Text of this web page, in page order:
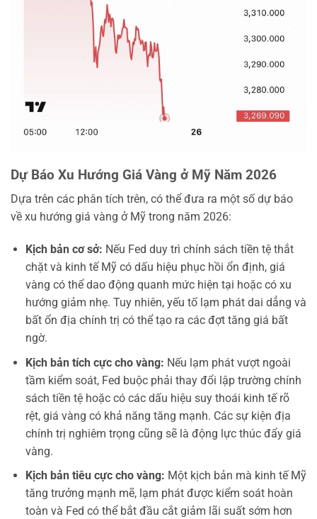
Dự Báo Xu Hướng Giá Vàng ở Mỹ Năm 2026
Dựa trên các phân tích trên, có thể đưa ra một số dự báo
về xu hướng giá vàng ở Mỹ trong năm 2026:
Kịch bản cơ sở: Nếu Fed duy trì chính sách tiền tệ thắt
chặt và kinh tế Mỹ có dấu hiệu phục hồi ổn định, giá
vàng có thể dao động quanh mức hiện tại hoặc có xu
hướng giảm nhẹ. Tuy nhiên, yếu tố lạm phát dai dẳng và
bất ổn địa chính trị có thể tạo ra các đợt tăng giá bất
ngờ.
Kịch bản tích cực cho vàng: Nếu lạm phát vượt ngoài
tầm kiểm soát, Fed buộc phải thay đổi lập trường chính
sách tiền tệ hoặc có các dấu hiệu suy thoái kinh tế rõ
rệt, giá vàng có khả năng tăng mạnh. Các sự kiện địa
chính trị nghiêm trọng cũng sẽ là động lực thúc đẩy giá
vàng.
Kịch bản tiêu cực cho vàng: Một kịch bản mà kinh tế Mỹ
tăng trưởng mạnh mẽ, lạm phát được kiểm soát hoàn
toàn và Fed có thể bắt đầu cắt giảm lãi suất sớm hơn